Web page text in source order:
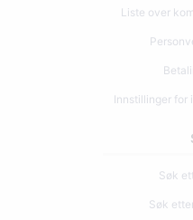
Liste over
Innstillinger for
Søk
Søk